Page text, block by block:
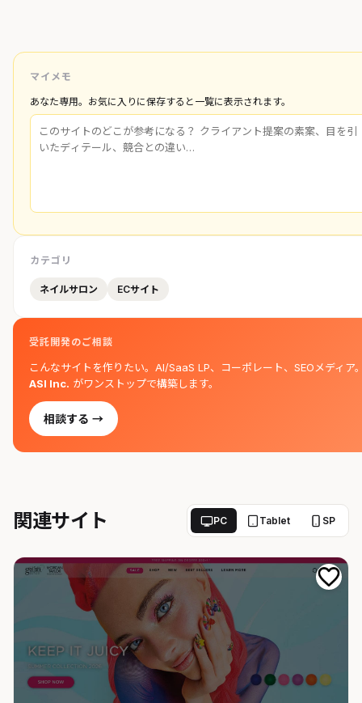
マイメモ
あなた専用。お気に入りに保存すると一覧に表示されます。
カテゴリ
ネイルサロン ECサイト
受託開発のご相談
こんなサイトを作りたい。AI/SaaS LP、コーポレート、SEOメディア
ASI Inc. がワンストップで構築します。
相談する →
関連サイト PC Tablet SP